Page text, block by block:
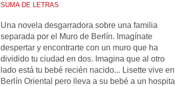
SUMA DE LETRAS
Una novela desgarradora sobre una familia
separada por el Muro de Berlín. Imagínate
despertar y encontrarte con un muro que ha
dividido tu ciudad en dos. Imagina que al otro
lado está tu bebé recién nacido... Lisette vive en
Berlín Oriental pero lleva a su bebé a un hospital